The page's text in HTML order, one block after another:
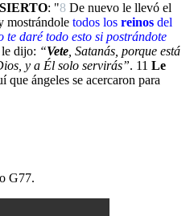
: "8 De nuevo le llevó el
mostrándole todos los reinos del
te daré todo esto si postrándote
le dijo: “Vete, Satanás, porque está
y a Él solo servirás”. 11 Le
que ángeles se acercaron para
G77.